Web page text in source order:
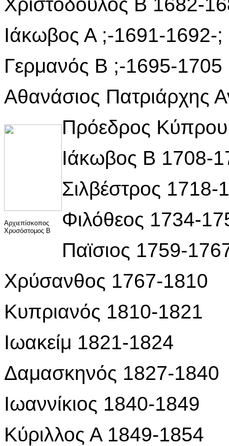
Ιάκωβος Α ;-1691-1692-;
Γερμανός Β ;-1695-1705
Αθανάσιος Πατριάρχης
Αρχιεπίσκοπος
Χρυσόστομος Β
Πρόεδρος
Ιάκωβος Β 1708-
Σιλβέστρος 1718-
Φιλόθεος 1734-
Παϊσιος 1759-
Χρύσανθος 1767-1810
Κυπριανός 1810-1821
Ιωακείμ 1821-1824
Δαμασκηνός 1827-1840
Ιωαννίκιος 1840-1849
Κύριλλος Α 1849-1854